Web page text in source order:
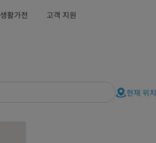
생활가전 고객 지원
현재 위치